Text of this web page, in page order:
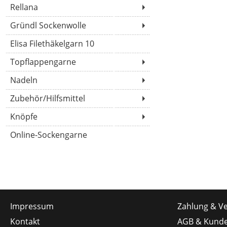
Rellana
Gründl Sockenwolle
Elisa Filethäkelgarn 10
Topflappengarne
Nadeln
Zubehör/Hilfsmittel
Knöpfe
Online-Sockengarne
Impressum
Kontakt
Zahlung &
AGB &